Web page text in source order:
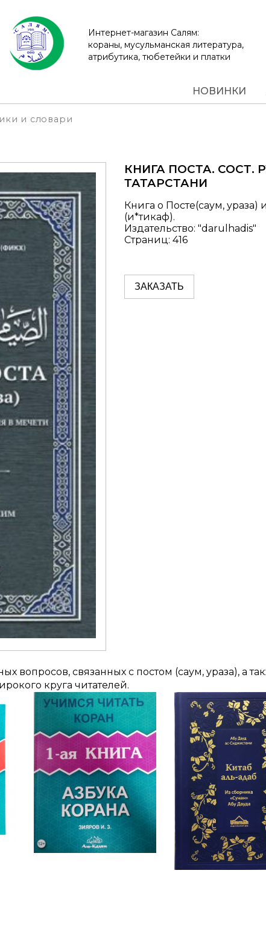
Интернет-магазин Салям:
кораны, мусульманская литература,
атрибутика, тюбетейки и платки
НОВИНКИ
и словари
КНИГА ПОСТА. СОСТ.
ТАТАРСТАНИ
Книга о Посте(саум,
(и*тикаф).
Издательство: "darulhadis"
Страниц: 416
ЗАКАЗАТЬ
вопросов, связанных с постом (саум, ураза), а
круга читателей.